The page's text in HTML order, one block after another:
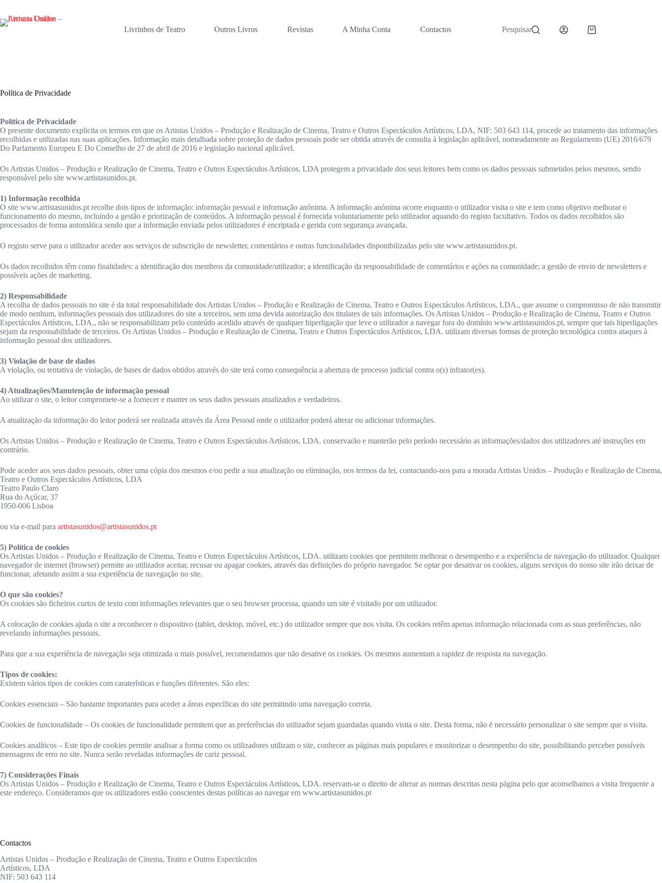
o
Livrinhos de Teatro Outros Livros Revistas A Minha Conta Contactos Pesquisar
Carrinho
Política de Privacidade
Política de Privacidade
O presente documento explicita os termos em que os Artistas Unidos – Produção e Realização de Cinema, Teatro e Outros Espectáculos Artísticos, LDA, NIF: 503 643 114, procede ao tratamento das informações
recolhidas e utilizadas nas suas aplicações. Informação mais detalhada sobre proteção de dados pessoais pode ser obtida através de consulta à legislação aplicável, nomeadamente ao Regulamento (UE) 2016/679
Do Parlamento Europeu E Do Conselho de 27 de abril de 2016 e legislação nacional aplicável.
Os Artistas Unidos – Produção e Realização de Cinema, Teatro e Outros Espectáculos Artísticos, LDA protegem a privacidade dos seus leitores bem como os dados pessoais submetidos pelos mesmos, sendo
responsável pelo site www.artistasunidos.pt.
1) Informação recolhida
O site www.artistasunidos.pt recolhe dois tipos de informação: informação pessoal e informação anónima. A informação anónima ocorre enquanto o utilizador visita o site e tem como objetivo melhorar o
funcionamento do mesmo, incluindo a gestão e priorização de conteúdos. A informação pessoal é fornecida voluntariamente pelo utilizador aquando do registo facultativo. Todos os dados recolhidos são
processados de forma automática sendo que a informação enviada pelos utilizadores é encriptada e gerida com segurança avançada.
O registo serve para o utilizador aceder aos serviços de subscrição de newsletter, comentários e outras funcionalidades disponibilizadas pelo site www.artistasunidos.pt.
Os dados recolhidos têm como finalidades: a identificação dos membros da comunidade/utilizador; a identificação da responsabilidade de comentários e ações na comunidade; a gestão de envio de newsletters e
possíveis ações de marketing.
2) Responsabilidade
A recolha de dados pessoais no site é da total responsabilidade dos Artistas Unidos – Produção e Realização de Cinema, Teatro e Outros Espectáculos Artísticos, LDA., que assume o compromisso de não transmitir
de modo nenhum, informações pessoais dos utilizadores do site a terceiros, sem uma devida autorização dos titulares de tais informações. Os Artistas Unidos – Produção e Realização de Cinema, Teatro e Outros
Espectáculos Artísticos, LDA., não se responsabilizam pelo conteúdo acedido através de qualquer hiperligação que leve o utilizador a navegar fora do domínio www.artistasunidos.pt, sempre que tais hiperligações
sejam da responsabilidade de terceiros. Os Artistas Unidos – Produção e Realização de Cinema, Teatro e Outros Espectáculos Artísticos, LDA. utilizam diversas formas de proteção tecnológica contra ataques à
informação pessoal dos utilizadores.
3) Violação de base de dados
A violação, ou tentativa de violação, de bases de dados obtidos através do site terá como consequência a abertura de processo judicial contra o(s) infrator(es).
4) Atualizações/Manutenção de informação pessoal
Ao utilizar o site, o leitor compromete-se a fornecer e manter os seus dados pessoais atualizados e verdadeiros.
A atualização da informação do leitor poderá ser realizada através da Área Pessoal onde o utilizador poderá alterar ou adicionar informações.
Os Artistas Unidos – Produção e Realização de Cinema, Teatro e Outros Espectáculos Artísticos, LDA. conservarão e manterão pelo período necessário as informações/dados dos utilizadores até instruções em
contrário.
Pode aceder aos seus dados pessoais, obter uma cópia dos mesmos e/ou pedir a sua atualização ou eliminação, nos termos da lei, contactando-nos para a morada Artistas Unidos – Produção e Realização de Cinema,
Teatro e Outros Espectáculos Artísticos, LDA
Teatro Paulo Claro
Rua do Açúcar, 37
1950-006 Lisboa
ou via e-mail para artistasunidos@artistasunidos.pt
5) Política de cookies
Os Artistas Unidos – Produção e Realização de Cinema, Teatro e Outros Espectáculos Artísticos, LDA. utilizam cookies que permitem melhorar o desempenho e a experiência de navegação do utilizador. Qualquer
navegador de internet (browser) permite ao utilizador aceitar, recusar ou apagar cookies, através das definições do próprio navegador. Se optar por desativar os cookies, alguns serviços do nosso site irão deixar de
funcionar, afetando assim a sua experiência de navegação no site.
O que são cookies?
Os cookies são ficheiros curtos de texto com informações relevantes que o seu browser processa, quando um site é visitado por um utilizador.
A colocação de cookies ajuda o site a reconhecer o dispositivo (tablet, desktop, móvel, etc.) do utilizador sempre que nos visita. Os cookies retêm apenas informação relacionada com as suas preferências, não
revelando informações pessoais.
Para que a sua experiência de navegação seja otimizada o mais possível, recomendamos que não desative os cookies. Os mesmos aumentam a rapidez de resposta na navegação.
Tipos de cookies:
Existem vários tipos de cookies com caraterísticas e funções diferentes. São eles:
Cookies essenciais – São bastante importantes para aceder a áreas específicas do site permitindo uma navegação correta.
Cookies de funcionalidade – Os cookies de funcionalidade permitem que as preferências do utilizador sejam guardadas quando visita o site. Desta forma, não é necessário personalizar o site sempre que o visita.
Cookies analíticos – Este tipo de cookies permite analisar a forma como os utilizadores utilizam o site, conhecer as páginas mais populares e monitorizar o desempenho do site, possibilitando perceber possíveis
mensagens de erro no site. Nunca serão reveladas informações de cariz pessoal.
7) Considerações Finais
Os Artistas Unidos – Produção e Realização de Cinema, Teatro e Outros Espectáculos Artísticos, LDA. reservam-se o direito de alterar as normas descritas nesta página pelo que aconselhamos a visita frequente a
este endereço. Consideramos que os utilizadores estão conscientes destas políticas ao navegar em www.artistasunidos.pt
Contactos
Artistas Unidos – Produção e Realização de Cinema, Teatro e Outros Espectáculos
Artísticos, LDA
NIF: 503 643 114